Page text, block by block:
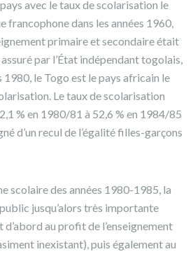
avec le taux de scolarisation le
francophone dans les années 1960,
primaire et secondaire était
par l’État indépendant togolais,
1980, le Togo est le pays africain le
Le taux de scolarisation
% en 1980/81 à 52,6 % en 1984/85
d’un recul de l’égalité filles-garçons
scolaire des années 1980-1985, la
jusqu’alors très importante
au profit de l’enseignement
inexistant), puis également au